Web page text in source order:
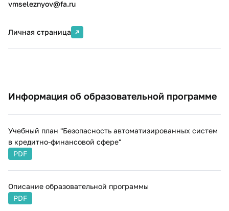
В рамках дисциплины рассматриваются технические
средства охраны (ТСО) и технические каналы утечки
информации (ТКУИ). В том числе: принципы
документации в области ТЗИ, методы и средства
фотографических и оптико-электронных средств
разведки, методы и средства защиты информации от
радиотехнической разведки, принципы организации
и ведения технической разведки, цели и задачи
технической разведки.
vmseleznyov@fa.ru
Личная страница
Информация об образовательной программе
Учебный план "Безопасность автоматизированных систем
в кредитно-финансовой сфере"
PDF
Описание образовательной программы
PDF